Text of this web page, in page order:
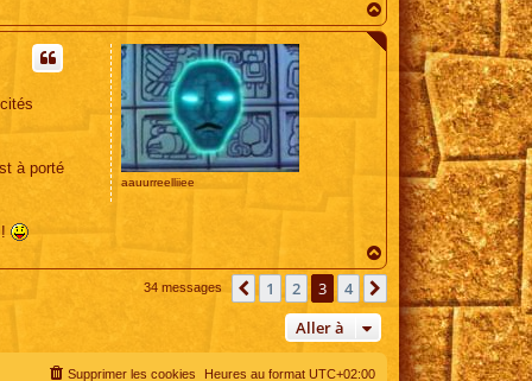
a
u
aauurreelliiee
à porté
a
t
34 messages Précédente
1 2 3 4 Suivante
Aller à
Heures au format UTC+02:00
Supprimer les cookies